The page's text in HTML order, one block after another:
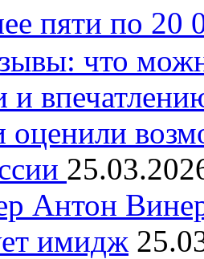
пяти по 20
что
и
оценили
Антон
имидж